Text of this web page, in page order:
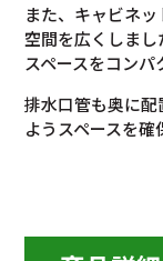
また、キャビネ
空間を広くしま
スペースをコンパ
排水口管も奥に
ようスペースを確